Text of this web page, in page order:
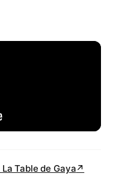
La Table de Gaya↗